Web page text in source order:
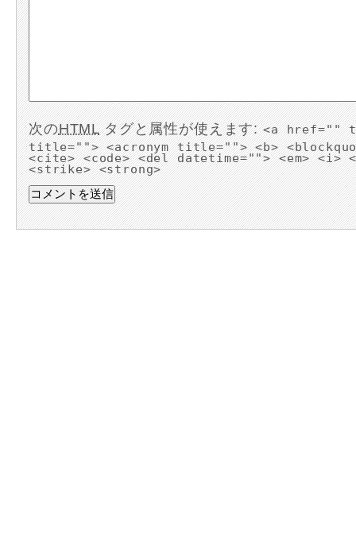
次のHTMLタグと属性が使えます:<a href=""
title=""> <acronym title=""> <b>
<cite> <code> <del datetime=""> <em> <i>
<strike> <strong>